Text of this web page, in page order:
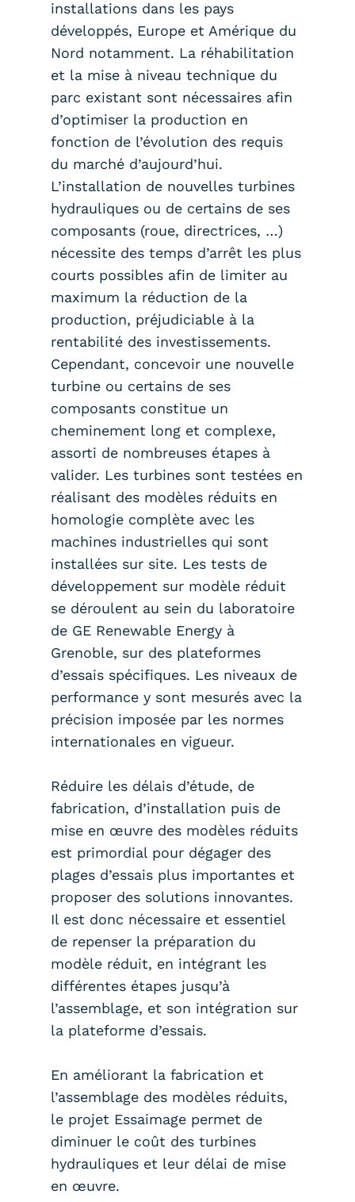
installations dans les pays
développés, Europe et Amérique du
Nord notamment. La réhabilitation
et la mise à niveau technique du
parc existant sont nécessaires afin
d’optimiser la production en
fonction de l’évolution des requis
du marché d’aujourd’hui.
L’installation de nouvelles turbines
hydrauliques ou de certains de ses
composants (roue, directrices, …)
nécessite des temps d’arrêt les plus
courts possibles afin de limiter au
maximum la réduction de la
production, préjudiciable à la
rentabilité des investissements.
Cependant, concevoir une nouvelle
turbine ou certains de ses
composants constitue un
cheminement long et complexe,
assorti de nombreuses étapes à
valider. Les turbines sont testées en
réalisant des modèles réduits en
homologie complète avec les
machines industrielles qui sont
installées sur site. Les tests de
développement sur modèle réduit
se déroulent au sein du laboratoire
de GE Renewable Energy à
Grenoble, sur des plateformes
d’essais spécifiques. Les niveaux de
performance y sont mesurés avec la
précision imposée par les normes
internationales en vigueur.
Réduire les délais d’étude, de
fabrication, d’installation puis de
mise en œuvre des modèles réduits
est primordial pour dégager des
plages d’essais plus importantes et
proposer des solutions innovantes.
Il est donc nécessaire et essentiel
de repenser la préparation du
modèle réduit, en intégrant les
différentes étapes jusqu’à
l’assemblage, et son intégration sur
la plateforme d’essais.
En améliorant la fabrication et
l’assemblage des modèles réduits,
le projet Essaimage permet de
diminuer le coût des turbines
hydrauliques et leur délai de mise
en œuvre.